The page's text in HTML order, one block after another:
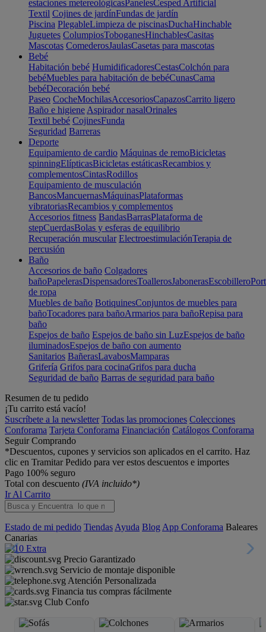
estaciones metereológicasPanelesCesped Artificial
Textil Cojines de jardínFundas de jardín
Piscina PlegableLimpieza de piscinasDuchaHinchable
Juguetes ColumpiosToboganesHinchablesCasitas
Mascotas ComederosJaulasCasetas para mascotas
Bebé
Habitación bebé HumidificadoresCestasColchón para
bebéMuebles para habitación de bebéCunasCama
bebéDecoración bebé
Paseo CocheMochilasAccesoriosCapazosCarrito ligero
Baño e higiene Aspirador nasalOrinales
Textil bebé CojinesFunda
Seguridad Barreras
Deporte
Equipamiento de cardio Máquinas de remoBicicletas
spinningElípticasBicicletas estáticasRecambios y
complementosCintasRodillos
Equipamiento de musculación
BancosMancuernasMáquinasPlataformas
vibratoriasRecambios y complementos
Accesorios fitness BandasBarrasPlataforma de
stepCuerdasBolas y esferas de equilibrio
Recuperación muscular ElectroestimulaciónTerapia de
percusión
Baño
Accesorios de baño Colgadores
bañoPapelerasDispensadoresToallerosJabonerasEscobillero
de ropa
Muebles de baño BotiquinesConjuntos de muebles para
bañoTocadores para bañoArmarios para bañoRepisa para
baño
Espejos de baño Espejos de baño sin LuzEspejos de baño
iluminadosEspejos de baño con aumento
Sanitarios BañerasLavabosMamparas
Grifería Grifos para cocinaGrifos para ducha
Seguridad de baño Barras de seguridad para baño
Resumen de tu pedido
¡Tu carrito está vacío!
Suscríbete a la newsletter Todas las promociones Colecciones
Conforama Tarjeta Conforama Financiación Catálogos Conforama
Seguir Comprando
*Descuentos, cupones y servicios son aplicados en el carrito. Haz
clic en Tramitar Pedido para ver estos descuentos e importes
Pago 100% seguro
Total con descuento (IVA incluido*)
Ir Al Carrito
Estado de mi pedido Tiendas Ayuda Blog App Conforama Baleares
Canarias
Precio Garantizado
Servicio de montaje disponible
Atención Personalizada
Financia tus compras fácilmente
Club Confo